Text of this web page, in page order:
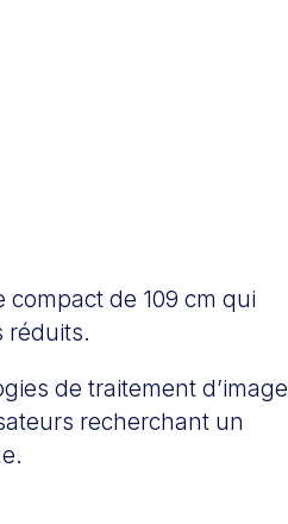
compact de 109 cm qui
réduits.
de traitement d’image
recherchant un